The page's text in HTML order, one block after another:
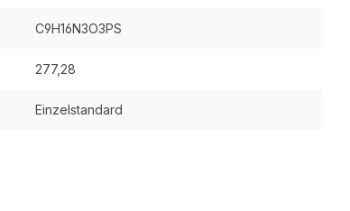
C9H16N3O3PS
277,28
Einzelstandard